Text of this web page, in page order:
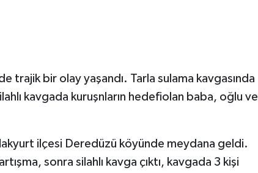
trajik bir olay yaşandı. Tarla sulama kavgasında
kavgada kuruşnların hedefiolan baba, oğlu ve
ilçesi Deredüzü köyünde meydana geldi.
sonra silahlı kavga çıktı, kavgada 3 kişi